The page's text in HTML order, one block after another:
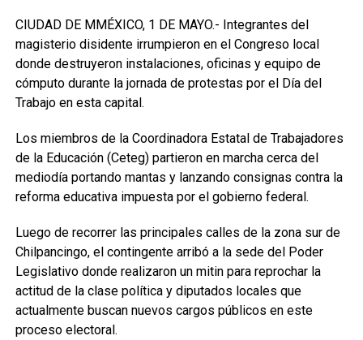
CIUDAD DE MMÉXICO, 1 DE MAYO.- Integrantes del
magisterio disidente irrumpieron en el Congreso local
donde destruyeron instalaciones, oficinas y equipo de
cómputo durante la jornada de protestas por el Día del
Trabajo en esta capital.
Los miembros de la Coordinadora Estatal de Trabajadores
de la Educación (Ceteg) partieron en marcha cerca del
mediodía portando mantas y lanzando consignas contra la
reforma educativa impuesta por el gobierno federal.
Luego de recorrer las principales calles de la zona sur de
Chilpancingo, el contingente arribó a la sede del Poder
Legislativo donde realizaron un mitin para reprochar la
actitud de la clase política y diputados locales que
actualmente buscan nuevos cargos públicos en este
proceso electoral.